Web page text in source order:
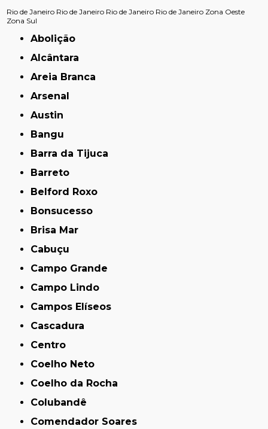
Rio de Janeiro Rio de Janeiro Rio de Janeiro Rio de Janeiro Zona Oeste
Zona Sul
Abolição
Alcântara
Areia Branca
Arsenal
Austin
Bangu
Barra da Tijuca
Barreto
Belford Roxo
Bonsucesso
Brisa Mar
Cabuçu
Campo Grande
Campo Lindo
Campos Elíseos
Cascadura
Centro
Coelho Neto
Coelho da Rocha
Colubandê
Comendador Soares